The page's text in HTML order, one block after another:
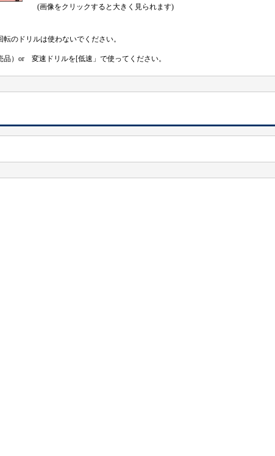
(画像をクリックすると大きく見られます)
のドリルは使わないでください。
品）or 変速ドリルを[低速」で使ってください。